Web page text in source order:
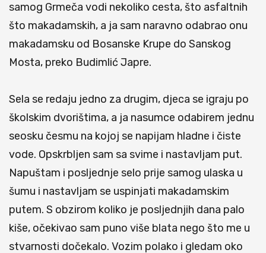
samog Grmeča vodi nekoliko cesta, što asfaltnih
što makadamskih, a ja sam naravno odabrao onu
makadamsku od Bosanske Krupe do Sanskog
Mosta, preko Budimlić Japre.
Sela se redaju jedno za drugim, djeca se igraju po
školskim dvorištima, a ja nasumce odabirem jednu
seosku česmu na kojoj se napijam hladne i čiste
vode. Opskrbljen sam sa svime i nastavljam put.
Napuštam i posljednje selo prije samog ulaska u
šumu i nastavljam se uspinjati makadamskim
putem. S obzirom koliko je posljednjih dana palo
kiše, očekivao sam puno više blata nego što me u
stvarnosti dočekalo. Vozim polako i gledam oko